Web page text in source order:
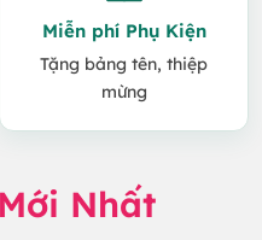
Miễn phí Phụ Kiện
Tặng bảng tên, thiệp
mừng
Nhất